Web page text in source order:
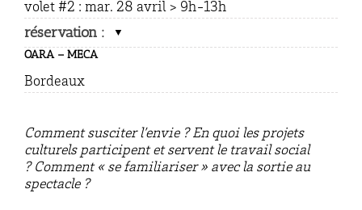
volet #2 : mar. 28 avril > 9h-13h
réservation :
OARA – MECA
Bordeaux
Comment susciter l’envie ? En quoi les projets
culturels participent et servent le travail social
? Comment « se familiariser » avec la sortie au
spectacle ?